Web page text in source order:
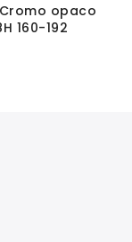
opaco
160-192